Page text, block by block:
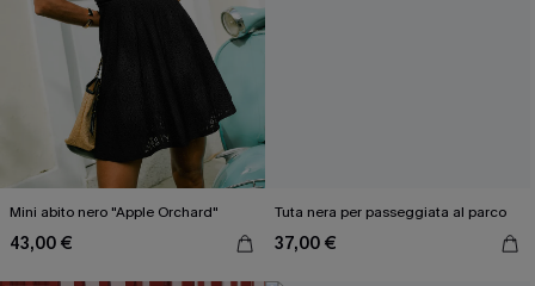
Mini abito nero "Apple Orchard"
43,00 €
Tuta nera per passeggiata al parco
37,00 €